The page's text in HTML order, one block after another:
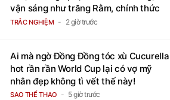
vận sáng như trăng Rằm, chính thức
hết khổ
TRẮC NGHIỆM 2 giờ trước
Ai mà ngờ Đồng Đồng tóc xù Cucurella
hot rần rần World Cup lại có vợ mỹ
nhân đẹp không tì vết thế này!
SAO THỂ THAO 5 giờ trước